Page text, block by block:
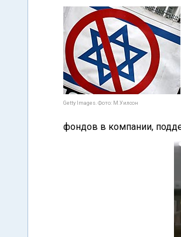
Getty Images. Фото: М.Уилсон
фондов в компании,